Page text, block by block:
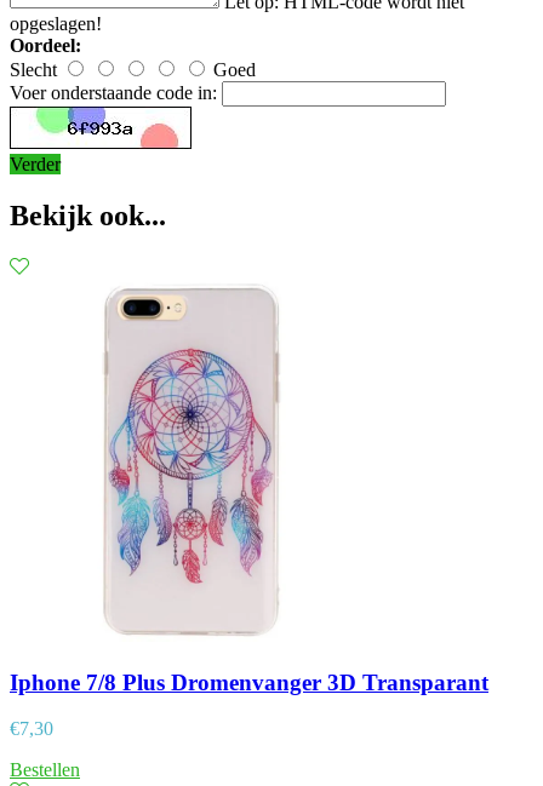
opgeslagen!
Oordeel:
Slecht
Goed
Voer onderstaande code in:
Verder
Bekijk ook...
Iphone 7/8 Plus Dromenvanger 3D Transparant
€7,30
Bestellen